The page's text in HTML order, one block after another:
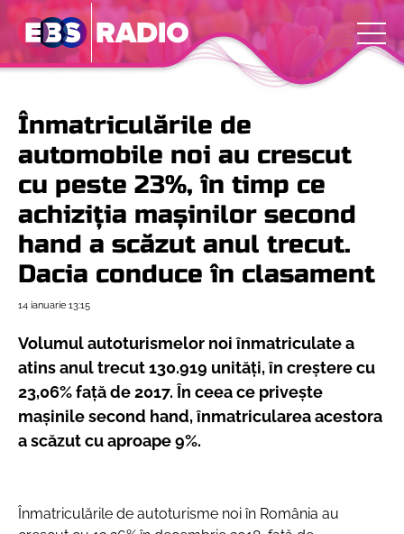
Înmatriculările de
automobile noi au crescut
cu peste 23%, în timp ce
achiziția mașinilor second
hand a scăzut anul trecut.
Dacia conduce în clasament
14 ianuarie 13:15
Volumul autoturismelor noi înmatriculate a
atins anul trecut 130.919 unități, în creștere cu
23,06% față de 2017. În ceea ce privește
mașinile second hand, înmatricularea acestora
a scăzut cu aproape 9%.
Înmatriculările de autoturisme noi în România au